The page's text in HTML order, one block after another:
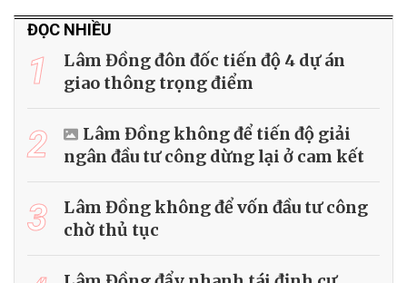
ĐỌC NHIỀU
1
Lâm Đồng đôn đốc tiến độ 4 dự án
giao thông trọng điểm
2
Lâm Đồng không để tiến độ giải
ngân đầu tư công dừng lại ở cam kết
3
Lâm Đồng không để vốn đầu tư công
chờ thủ tục